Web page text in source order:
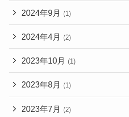
2024年9月 (1)
2024年4月 (2)
2023年10月 (1)
2023年8月 (1)
2023年7月 (2)